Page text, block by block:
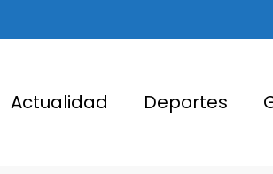
Actualidad Deportes